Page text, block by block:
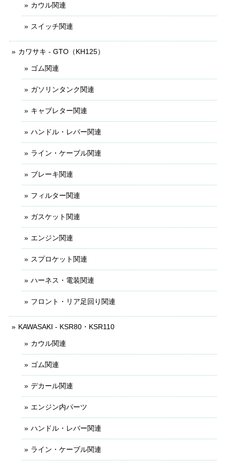
カウル関連
スイッチ関連
カワサキ - GTO（KH125）
ゴム関連
ガソリンタンク関連
キャブレター関連
ハンドル・レバー関連
ライン・ケーブル関連
ブレーキ関連
フィルター関連
ガスケット関連
エンジン関連
スプロケット関連
ハーネス・電装関連
フロント・リア足回り関連
KAWASAKI - KSR80・KSR110
カウル関連
ゴム関連
デカール関連
エンジン内パーツ
ハンドル・レバー関連
ライン・ケーブル関連